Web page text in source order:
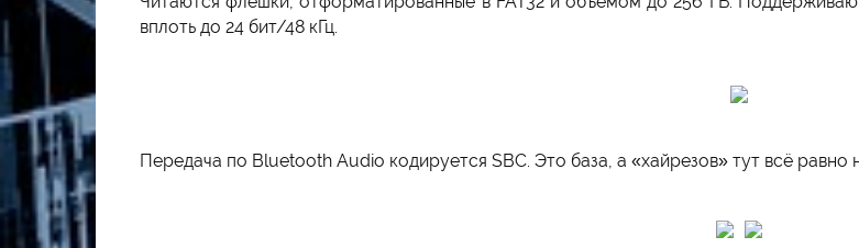
вплоть до 24 бит/48 кГц.
Передача по Bluetooth Audio кодируется SBC. Это база, а «хайрезов» тут всё равно